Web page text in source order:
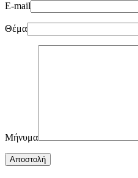
E-mail
Θέμα
Μήνυμα